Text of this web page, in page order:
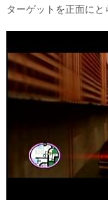
ターゲットを正面にと